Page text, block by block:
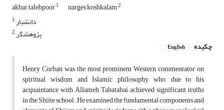
akbar talebpoor1 narges koshkalam2
1دانشیار
2پژوهشگر
چکیده
English
Henry Corban was the most prominent Western commentator on
spiritual wisdom and Islamic philosophy who, due to his
acquaintance with Allameh Tabatabai, achieved significant truths
in the Shiite school. He examined the fundamental components and